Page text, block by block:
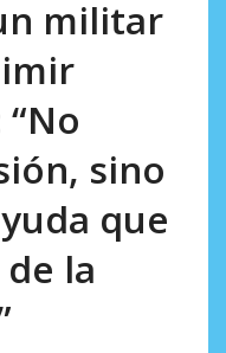
militar
sino
que
la